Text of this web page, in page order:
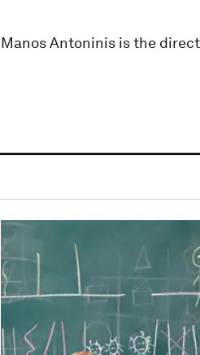
Manos Antoninis is the